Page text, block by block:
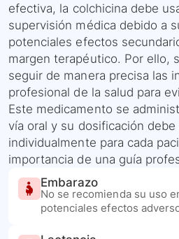
efectiva, la colchicina debe
supervisión médica debido a
potenciales efectos
margen terapéutico. Por ello,
seguir de manera precisa las
profesional de la salud para
Este medicamento se
vía oral y su dosificación debe
individualmente para cada
importancia de una guía
Embarazo
No se recomienda su uso
potenciales efectos